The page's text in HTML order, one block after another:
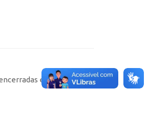
em cada